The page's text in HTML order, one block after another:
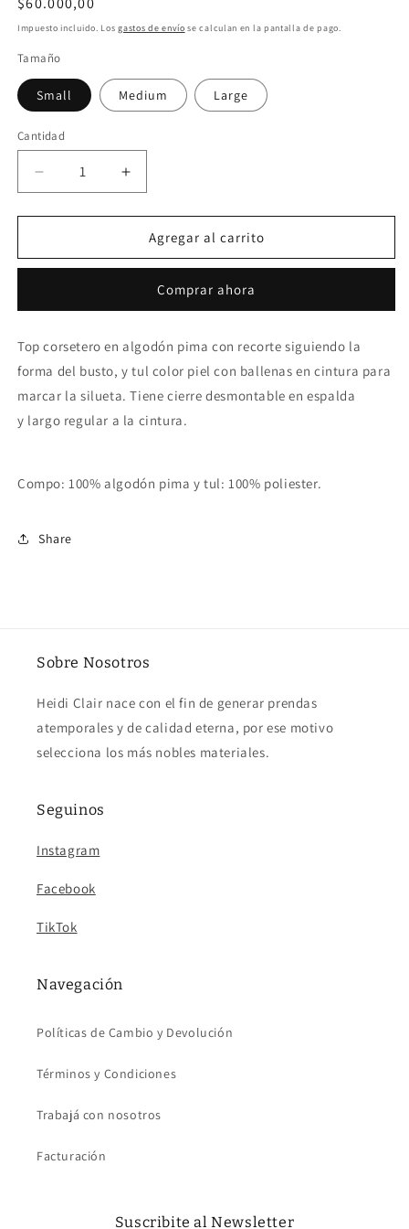
habitual
Impuesto incluido. Losgastos de envío se calculan en la pantalla de pago.
Tamaño
Small Medium Large
Cantidad
Reducir
cantidad
para
Seconda
Aumentar
cantidad
para
Top
Seconda
Agregar al carrito
Comprar ahora
Top corsetero en algodón pima con recorte siguiendo la
forma del busto, y tul color piel con ballenas en cintura para
marcar la silueta. Tiene cierre desmontable en espalda
y largo regular a la cintura.
Compo: 100% algodón pima y tul: 100% poliester.
Share
Sobre Nosotros
Heidi Clair nace con el fin de generar prendas
atemporales y de calidad eterna, por ese motivo
selecciona los más nobles materiales.
Seguinos
Instagram
Facebook
TikTok
Navegación
Políticas de Cambio y Devolución
Términos y Condiciones
Trabajá con nosotros
Facturación
Suscribite al Newsletter